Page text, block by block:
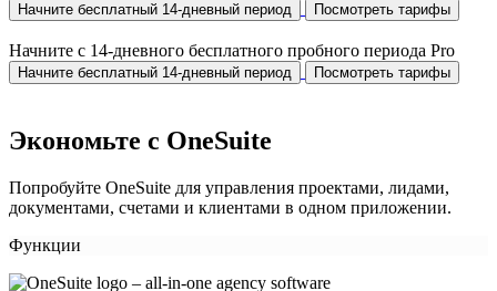
Начните бесплатный 14-дневный период Посмотреть тарифы
Начните с 14-дневного бесплатного пробного периода Pro
Начните бесплатный 14-дневный период Посмотреть тарифы
Экономьте с OneSuite
Попробуйте OneSuite для управления проектами, лидами,
документами, счетами и клиентами в одном приложении.
Функции